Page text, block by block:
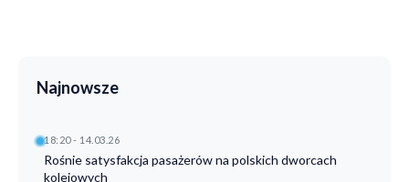
Najnowsze
18:20 - 14.03.26
Rośnie satysfakcja pasażerów na polskich dworcach
kolejowych